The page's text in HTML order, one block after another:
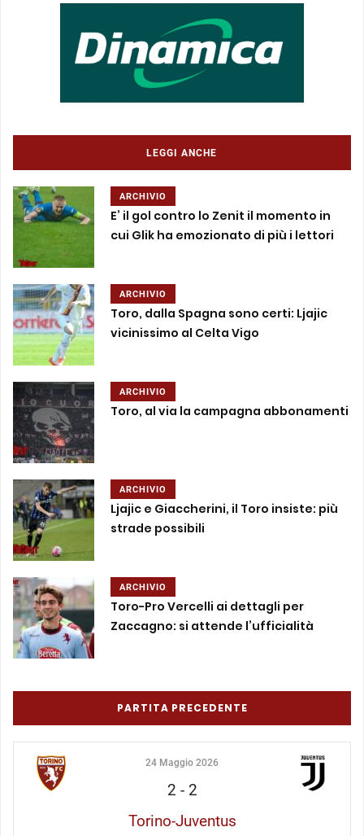
LEGGI ANCHE
ARCHIVIO
E’ il gol contro lo Zenit il momento in
cui Glik ha emozionato di più i lettori
ARCHIVIO
Toro, dalla Spagna sono certi: Ljajic
vicinissimo al Celta Vigo
ARCHIVIO
Toro, al via la campagna abbonamenti
ARCHIVIO
Ljajic e Giaccherini, il Toro insiste: più
strade possibili
ARCHIVIO
Toro-Pro Vercelli ai dettagli per
Zaccagno: si attende l’ufficialità
PARTITA PRECEDENTE
24 Maggio 2026
2 - 2
Torino-Juventus